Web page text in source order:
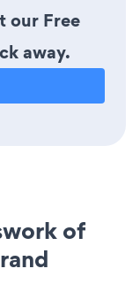
our Free
away.
of